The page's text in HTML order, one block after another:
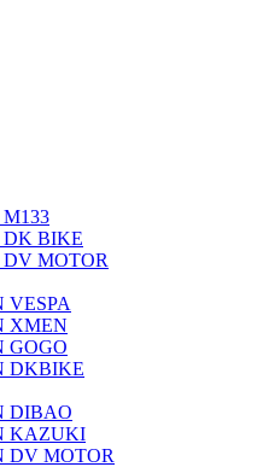
BIKE
MOTOR
VESPA
XMEN
GOGO
DKBIKE
DIBAO
KAZUKI
DV MOTOR